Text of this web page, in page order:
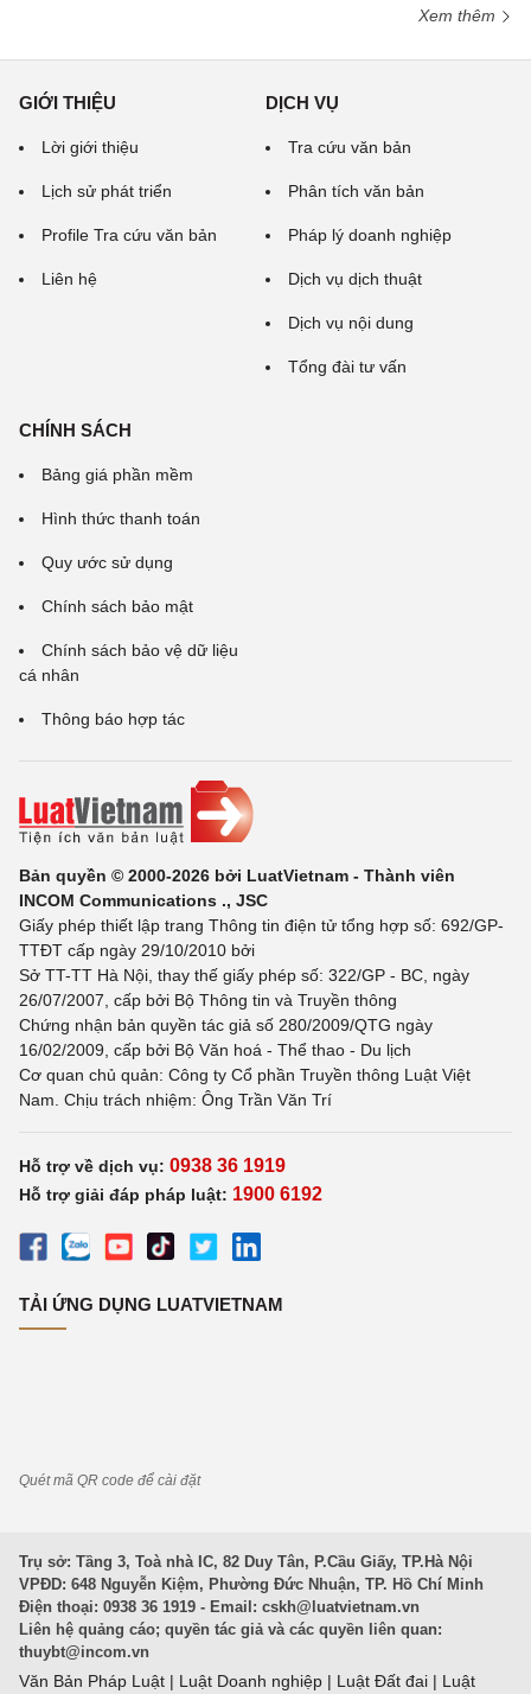
Xem thêm
GIỚI THIỆU
Lời giới thiệu
Lịch sử phát triển
Profile Tra cứu văn bản
Liên hệ
DỊCH VỤ
Tra cứu văn bản
Phân tích văn bản
Pháp lý doanh nghiệp
Dịch vụ dịch thuật
Dịch vụ nội dung
Tổng đài tư vấn
CHÍNH SÁCH
Bảng giá phần mềm
Hình thức thanh toán
Quy ước sử dụng
Chính sách bảo mật
Chính sách bảo vệ dữ liệu
cá nhân
Thông báo hợp tác
Bản quyền © 2000-2026 bởi LuatVietnam - Thành viên
INCOM Communications ., JSC
Giấy phép thiết lập trang Thông tin điện tử tổng hợp số: 692/GP-
TTĐT cấp ngày 29/10/2010 bởi
Sở TT-TT Hà Nội, thay thế giấy phép số: 322/GP - BC, ngày
26/07/2007, cấp bởi Bộ Thông tin và Truyền thông
Chứng nhận bản quyền tác giả số 280/2009/QTG ngày
16/02/2009, cấp bởi Bộ Văn hoá - Thể thao - Du lịch
Cơ quan chủ quản: Công ty Cổ phần Truyền thông Luật Việt
Nam. Chịu trách nhiệm: Ông Trần Văn Trí
Hỗ trợ về dịch vụ: 0938 36 1919
Hỗ trợ giải đáp pháp luật: 1900 6192
TẢI ỨNG DỤNG LUATVIETNAM
Quét mã QR code để cài đặt
Trụ sở: Tầng 3, Toà nhà IC, 82 Duy Tân, P.Cầu Giấy, TP.Hà Nội
VPĐD: 648 Nguyễn Kiệm, Phường Đức Nhuận, TP. Hồ Chí Minh
Điện thoại: 0938 36 1919 - Email: cskh@luatvietnam.vn
Liên hệ quảng cáo; quyền tác giả và các quyền liên quan:
thuybt@incom.vn
Văn Bản Pháp Luật | Luật Doanh nghiệp | Luật Đất đai | Luật